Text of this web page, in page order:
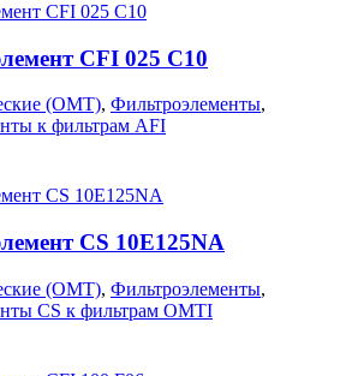
CFI 025 C10
(OMT), Фильтроэлементы,
к фильтрам AFI
CS 10E125NA
(OMT), Фильтроэлементы,
CS к фильтрам OMTI